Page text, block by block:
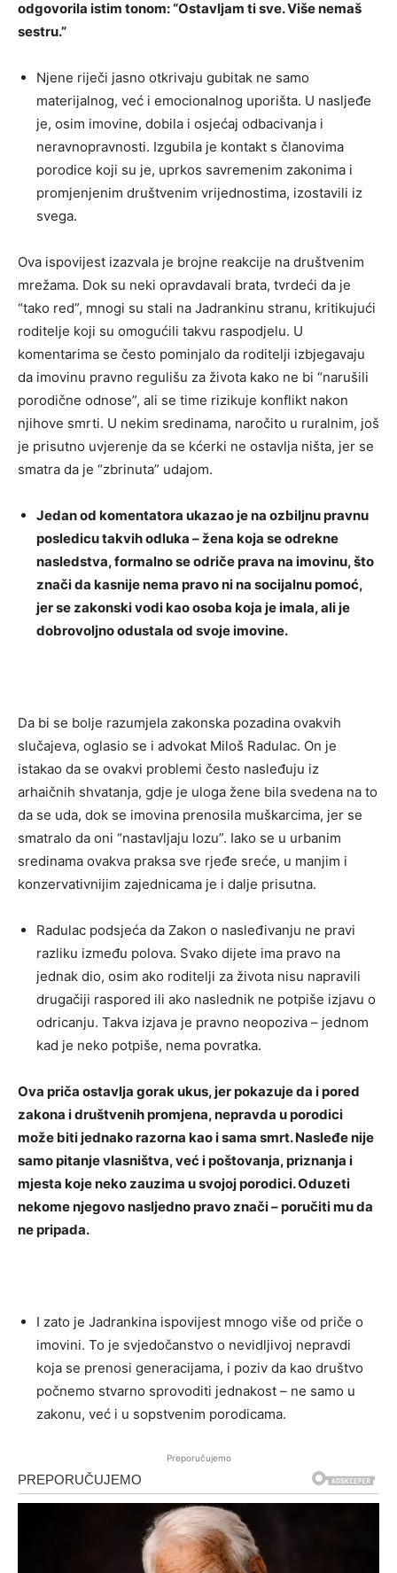
odgovorila istim tonom: “Ostavljam ti sve. Više nemaš
sestru.”
Njene riječi jasno otkrivaju gubitak ne samo
materijalnog, već i emocionalnog uporišta. U nasljeđe
je, osim imovine, dobila i osjećaj odbacivanja i
neravnopravnosti. Izgubila je kontakt s članovima
porodice koji su je, uprkos savremenim zakonima i
promjenjenim društvenim vrijednostima, izostavili iz
svega.
Ova ispovijest izazvala je brojne reakcije na društvenim
mrežama. Dok su neki opravdavali brata, tvrdeći da je
“tako red”, mnogi su stali na Jadrankinu stranu, kritikujući
roditelje koji su omogućili takvu raspodjelu. U
komentarima se često pominjalo da roditelji izbjegavaju
da imovinu pravno regulišu za života kako ne bi “narušili
porodične odnose”, ali se time rizikuje konflikt nakon
njihove smrti. U nekim sredinama, naročito u ruralnim, još
je prisutno uvjerenje da se kćerki ne ostavlja ništa, jer se
smatra da je “zbrinuta” udajom.
Jedan od komentatora ukazao je na ozbiljnu pravnu
posledicu takvih odluka – žena koja se odrekne
nasledstva, formalno se odriče prava na imovinu, što
znači da kasnije nema pravo ni na socijalnu pomoć,
jer se zakonski vodi kao osoba koja je imala, ali je
dobrovoljno odustala od svoje imovine.
Da bi se bolje razumjela zakonska pozadina ovakvih
slučajeva, oglasio se i advokat Miloš Radulac. On je
istakao da se ovakvi problemi često nasleđuju iz
arhaičnih shvatanja, gdje je uloga žene bila svedena na to
da se uda, dok se imovina prenosila muškarcima, jer se
smatralo da oni “nastavljaju lozu”. Iako se u urbanim
sredinama ovakva praksa sve rjeđe sreće, u manjim i
konzervativnijim zajednicama je i dalje prisutna.
Radulac podsjeća da Zakon o nasleđivanju ne pravi
razliku između polova. Svako dijete ima pravo na
jednak dio, osim ako roditelji za života nisu napravili
drugačiji raspored ili ako naslednik ne potpiše izjavu o
odricanju. Takva izjava je pravno neopoziva – jednom
kad je neko potpiše, nema povratka.
Ova priča ostavlja gorak ukus, jer pokazuje da i pored
zakona i društvenih promjena, nepravda u porodici
može biti jednako razorna kao i sama smrt. Nasleđe nije
samo pitanje vlasništva, već i poštovanja, priznanja i
mjesta koje neko zauzima u svojoj porodici. Oduzeti
nekome njegovo nasljedno pravo znači – poručiti mu da
ne pripada.
I zato je Jadrankina ispovijest mnogo više od priče o
imovini. To je svjedočanstvo o nevidljivoj nepravdi
koja se prenosi generacijama, i poziv da kao društvo
počnemo stvarno sprovoditi jednakost – ne samo u
zakonu, već i u sopstvenim porodicama.
Preporučujemo